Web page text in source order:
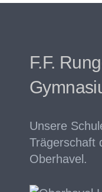
F.F.
Unsere
Trägerschaft
Oberhavel.